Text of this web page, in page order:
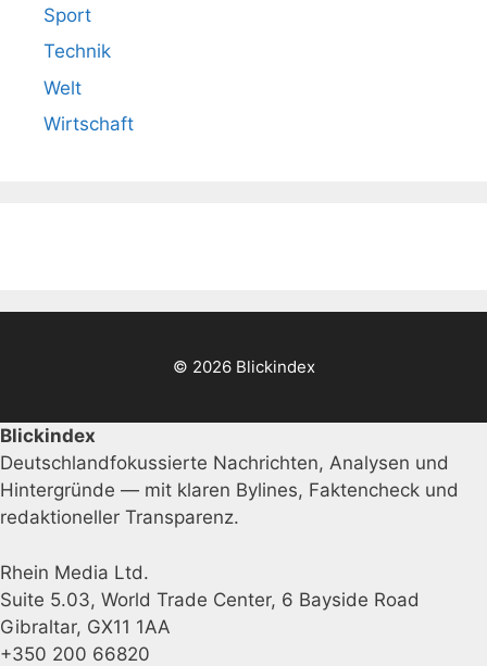
Sport
Technik
Welt
Wirtschaft
© 2026 Blickindex
Blickindex
Deutschlandfokussierte Nachrichten, Analysen und
Hintergründe — mit klaren Bylines, Faktencheck und
redaktioneller Transparenz.
Rhein Media Ltd.
Suite 5.03, World Trade Center, 6 Bayside Road
Gibraltar, GX11 1AA
+350 200 66820